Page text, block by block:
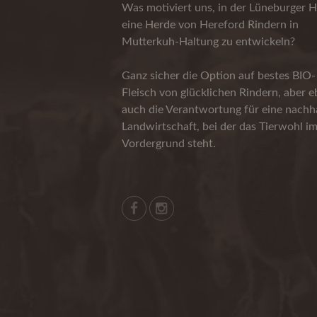
Was motiviert uns, in der Lüneburger
eine Herde von Hereford Rindern in
Mutterkuh-Haltung zu entwickeln?
Ganz sicher die Option auf bestes BIO-
Fleisch von glücklichen Rindern, aber
auch die Verantwortung für eine
Landwirtschaft, bei der das Tierwohl im
Vordergrund steht.